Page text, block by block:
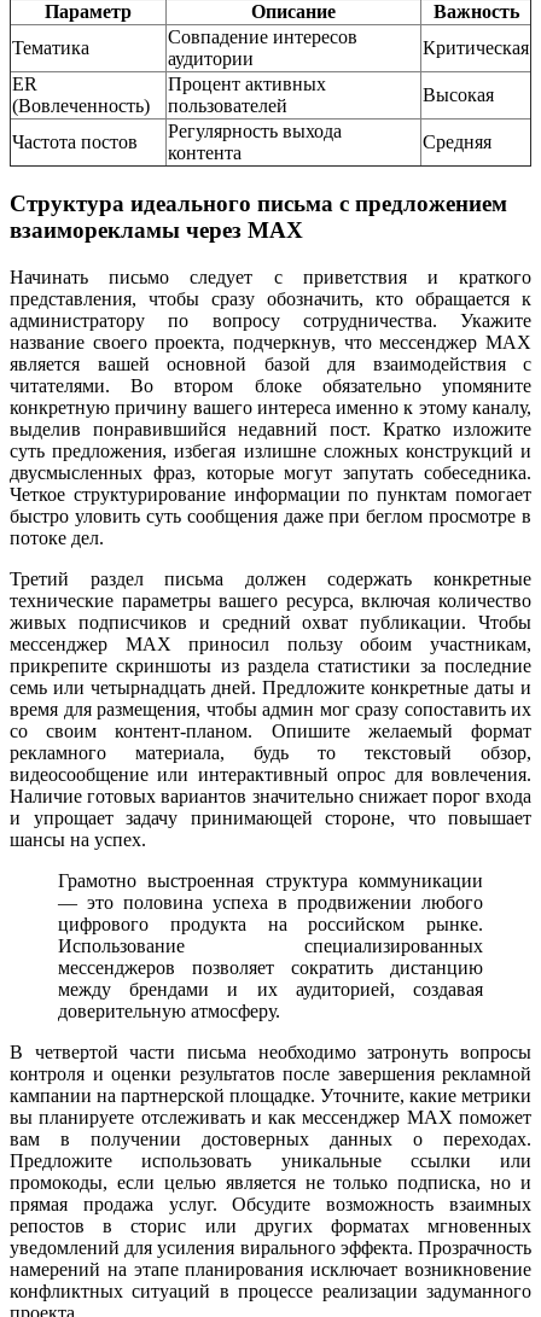
Параметр
Описание
Важность
Тематика
Совпадение интересов
аудитории
Критическая
ER
(Вовлеченность)
Процент активных
пользователей
Высокая
Частота постов
Регулярность выхода
контента
Средняя
Структура идеального письма с предложением
взаиморекламы через MAX
Начинать письмо следует с приветствия и краткого
представления, чтобы сразу обозначить, кто обращается к
администратору по вопросу сотрудничества. Укажите
название своего проекта, подчеркнув, что мессенджер MAX
является вашей основной базой для взаимодействия с
читателями. Во втором блоке обязательно упомяните
конкретную причину вашего интереса именно к этому каналу,
выделив понравившийся недавний пост. Кратко изложите
суть предложения, избегая излишне сложных конструкций и
двусмысленных фраз, которые могут запутать собеседника.
Четкое структурирование информации по пунктам помогает
быстро уловить суть сообщения даже при беглом просмотре в
потоке дел.
Третий раздел письма должен содержать конкретные
технические параметры вашего ресурса, включая количество
живых подписчиков и средний охват публикации. Чтобы
мессенджер MAX приносил пользу обоим участникам,
прикрепите скриншоты из раздела статистики за последние
семь или четырнадцать дней. Предложите конкретные даты и
время для размещения, чтобы админ мог сразу сопоставить их
со своим контент-планом. Опишите желаемый формат
рекламного материала, будь то текстовый обзор,
видеосообщение или интерактивный опрос для вовлечения.
Наличие готовых вариантов значительно снижает порог входа
и упрощает задачу принимающей стороне, что повышает
шансы на успех.
Грамотно выстроенная структура коммуникации
— это половина успеха в продвижении любого
цифрового продукта на российском рынке.
Использование специализированных
мессенджеров позволяет сократить дистанцию
между брендами и их аудиторией, создавая
доверительную атмосферу.
В четвертой части письма необходимо затронуть вопросы
контроля и оценки результатов после завершения рекламной
кампании на партнерской площадке. Уточните, какие метрики
вы планируете отслеживать и как мессенджер MAX поможет
вам в получении достоверных данных о переходах.
Предложите использовать уникальные ссылки или
промокоды, если целью является не только подписка, но и
прямая продажа услуг. Обсудите возможность взаимных
репостов в сторис или других форматах мгновенных
уведомлений для усиления вирального эффекта. Прозрачность
намерений на этапе планирования исключает возникновение
конфликтных ситуаций в процессе реализации задуманного
проекта.